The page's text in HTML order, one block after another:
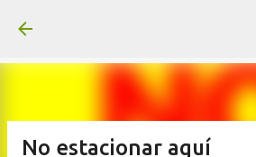
No estacionar aquí